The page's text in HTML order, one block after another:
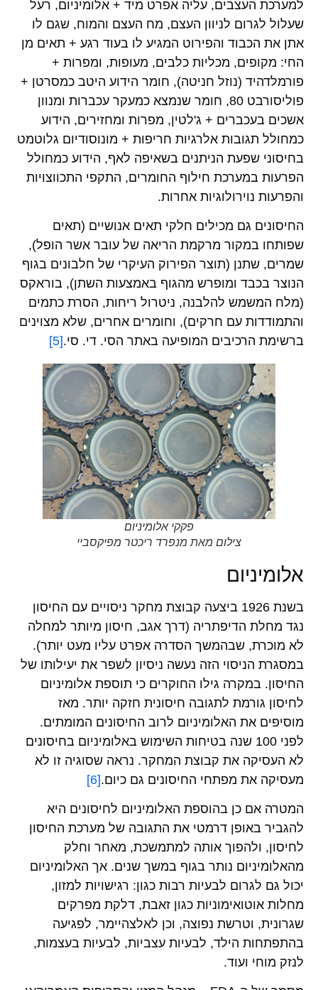
למערכת העצבים, עליה אפרט מיד + אלומיניום, רעל
שעלול לגרום לניוון העצם, מח העצם והמוח, שגם לו
אתן את הכבוד והפירוט המגיע לו בעוד רגע + תאים מן
החי: מקופים, מכליות כלבים, מעופות, ומפרות +
פורמלדהיד (נוזל חניטה), חומר הידוע היטב כמסרטן +
פוליסורבט 80, חומר שנמצא כמעקר עכברות ומנוון
אשכים בעכברים + ג'לטין, מפרות ומחזירים, הידוע
כמחולל תגובות אלרגיות חריפות + מונוסודיום גלוטמט
בחיסוני שפעת הניתנים בשאיפה לאף, הידוע כמחולל
הפרעות במערכת חילוף החומרים, התקפי התכווצויות
והפרעות נוירולוגיות אחרות.
החיסונים גם מכילים חלקי תאים אנושיים (תאים
שפותחו במקור מרקמת הריאה של עובר אשר הופל),
שמרים, שתנן (תוצר הפירוק העיקרי של חלבונים בגוף
הנוצר בכבד ומופרש מהגוף באמצעות השתן), בוראקס
(מלח המשמש להלבנה, ניטרול ריחות, הסרת כתמים
והתמודדות עם חרקים), וחומרים אחרים, שלא מצוינים
ברשימת הרכיבים המופיעה באתר הסי. די. סי.[5]
פקקי אלומיניום
צילום מאת מנפרד ריכטר מפיקסביי
אלומיניום
בשנת 1926 ביצעה קבוצת מחקר ניסויים עם החיסון
נגד מחלת הדיפתריה (דרך אגב, חיסון מיותר למחלה
לא מוכרת, שבהמשך הסדרה אפרט עליו מעט יותר).
במסגרת הניסוי הזה נעשה ניסיון לשפר את יעילותו של
החיסון. במקרה גילו החוקרים כי תוספת אלומיניום
לחיסון גורמת לתגובה חיסונית חזקה יותר. מאז
מוסיפים את האלומיניום לרוב החיסונים המומתים.
לפני 100 שנה בטיחות השימוש באלומיניום בחיסונים
לא העסיקה את קבוצת המחקר. נראה שסוגיה זו לא
מעסיקה את מפתחי החיסונים גם כיום.[6]
המטרה אם כן בהוספת האלומיניום לחיסונים היא
להגביר באופן דרמטי את התגובה של מערכת החיסון
לחיסון, ולהפוך אותה למתמשכת, מאחר וחלק
מהאלומיניום נותר בגוף במשך שנים. אך האלומיניום
יכול גם לגרום לבעיות רבות כגון: רגישויות למזון,
מחלות אוטואימוניות כגון זאבת, דלקת מפרקים
שגרונית, וטרשת נפוצה, וכן לאלצהיימר, לפגיעה
בהתפתחות הילד, לבעיות עצביות, לבעיות בעצמות,
לנזק מוחי ועוד.